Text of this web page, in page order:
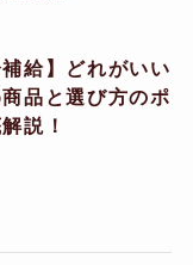
補給】どれがいい
品と選び方のポ
説！